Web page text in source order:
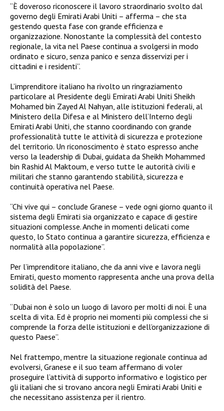
“È doveroso riconoscere il lavoro straordinario svolto dal
governo degli Emirati Arabi Uniti – afferma – che sta
gestendo questa fase con grande efficienza e
organizzazione. Nonostante la complessità del contesto
regionale, la vita nel Paese continua a svolgersi in modo
ordinato e sicuro, senza panico e senza disservizi per i
cittadini e i residenti”.
L’imprenditore italiano ha rivolto un ringraziamento
particolare al Presidente degli Emirati Arabi Uniti Sheikh
Mohamed bin Zayed Al Nahyan, alle istituzioni federali, al
Ministero della Difesa e al Ministero dell’Interno degli
Emirati Arabi Uniti, che stanno coordinando con grande
professionalità tutte le attività di sicurezza e protezione
del territorio. Un riconoscimento è stato espresso anche
verso la leadership di Dubai, guidata da Sheikh Mohammed
bin Rashid Al Maktoum, e verso tutte le autorità civili e
militari che stanno garantendo stabilità, sicurezza e
continuità operativa nel Paese.
“Chi vive qui – conclude Granese – vede ogni giorno quanto il
sistema degli Emirati sia organizzato e capace di gestire
situazioni complesse. Anche in momenti delicati come
questo, lo Stato continua a garantire sicurezza, efficienza e
normalità alla popolazione”.
Per l’imprenditore italiano, che da anni vive e lavora negli
Emirati, questo momento rappresenta anche una prova della
solidità del Paese.
“Dubai non è solo un luogo di lavoro per molti di noi. È una
scelta di vita. Ed è proprio nei momenti più complessi che si
comprende la forza delle istituzioni e dell’organizzazione di
questo Paese”.
Nel frattempo, mentre la situazione regionale continua ad
evolversi, Granese e il suo team affermano di voler
proseguire l’attività di supporto informativo e logistico per
gli italiani che si trovano ancora negli Emirati Arabi Uniti e
che necessitano assistenza per il rientro.